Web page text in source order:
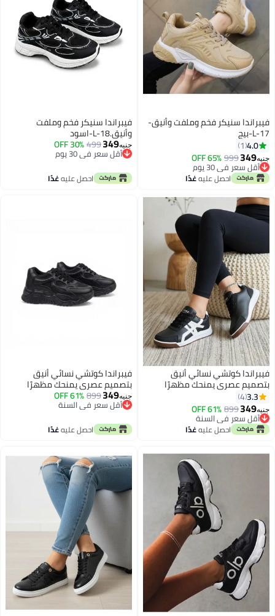
2
فيبراندا سنيكر فخم وملفت وأنيق-
L-17-بيج
4.0
1
جنيه349
999
65% OFF
أقل سعر في 30 يوم
أقل سعر في 30 يوماحصل عليهغدًا
3
فيبراندا سنيكر فخم وملفت
وأنيق.L-18-اسود
جنيه349
499
30% OFF
أقل سعر في 30 يوم
أقل سعر في 30 يوم
احصل عليهغدًا
فيبراندا كوتشي نسائي أنيق
بتصميم عصري يمنحك مظهرًا
شبابيًا L-13-اسود
3.3
4
جنيه349
899
61% OFF
أقل سعر في السنة
أقل سعر في السنة
احصل عليهغدًا
فيبراندا كوتشي نسائي أنيق
بتصميم عصري يمنحك مظهرًا
شبابيًا L-6-اسود
جنيه349
899
61% OFF
أقل سعر في السنة
أقل سعر في السنة
احصل عليهغدًا